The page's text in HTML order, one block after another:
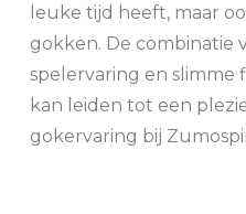
leuke tijd heeft, maar
gokken. De combinatie
spelervaring en slimme
kan leiden tot een
gokervaring bij